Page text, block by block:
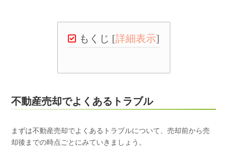
もくじ [詳細表示]
不動産売却でよくあるトラブル
まずは不動産売却でよくあるトラブルについて、売却前から売
却後までの時点ごとにみていきましょう。